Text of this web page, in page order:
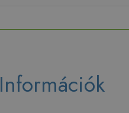
Információk